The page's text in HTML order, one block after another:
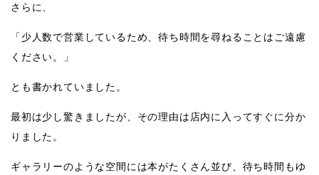
さらに、
「少人数で営業しているため、待ち時間を尋ねることはご遠慮
ください。」
とも書かれていました。
最初は少し驚きましたが、その理由は店内に入ってすぐに分か
りました。
ギャラリーのような空間には本がたくさん並び、待ち時間もゆ